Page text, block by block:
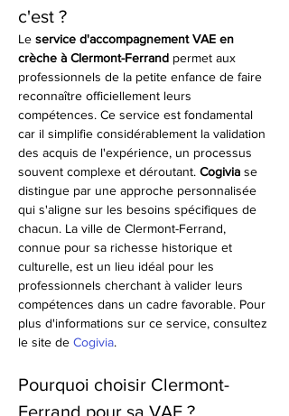
c'est ?
Le service d'accompagnement VAE en
crèche à Clermont-Ferrand permet aux
professionnels de la petite enfance de faire
reconnaître officiellement leurs
compétences. Ce service est fondamental
car il simplifie considérablement la validation
des acquis de l'expérience, un processus
souvent complexe et déroutant. Cogivia se
distingue par une approche personnalisée
qui s'aligne sur les besoins spécifiques de
chacun. La ville de Clermont-Ferrand,
connue pour sa richesse historique et
culturelle, est un lieu idéal pour les
professionnels cherchant à valider leurs
compétences dans un cadre favorable. Pour
plus d'informations sur ce service, consultez
le site de Cogivia.
Pourquoi choisir Clermont-
Ferrand pour sa VAE ?